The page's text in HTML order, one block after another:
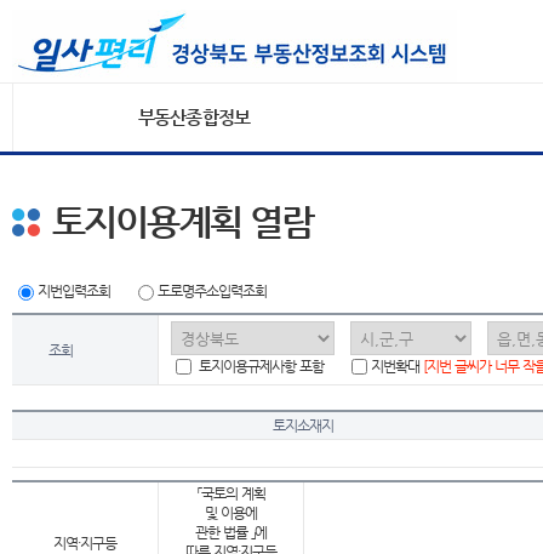
부동산종합정보
토지이용계획 열람
지번입력조회 도로명주소입력조회
조회
토지이용규제사항 포함
지번확대 [지번 글씨가 너무 작
토지소재지
지역·지구등
「국토의 계획
및 이용에
관한 법률 」에